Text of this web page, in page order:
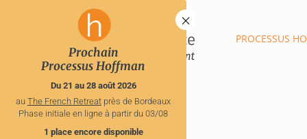
PROCESSUS
×
Prochain
Processus Hoffman
Du 21 au 28 août 2026
au The French Retreat près de Bordeaux
Phase initiale en ligne à partir du 03/08
1 place encore disponible